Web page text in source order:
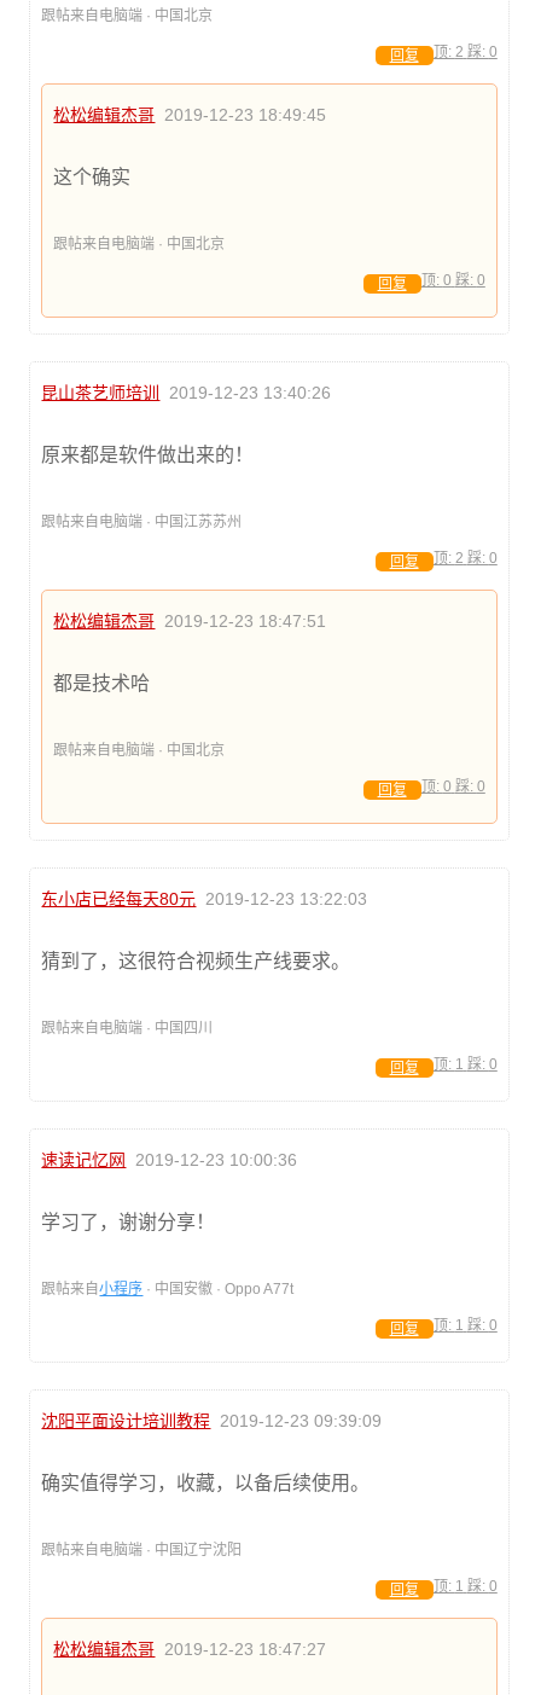
跟帖来自电脑端 · 中国北京
顶: 2 踩: 0
回复
松松编辑杰哥 2019-12-23 18:49:45
这个确实
跟帖来自电脑端 · 中国北京
顶: 0 踩: 0
回复
昆山茶艺师培训 2019-12-23 13:40:26
原来都是软件做出来的！
跟帖来自电脑端 · 中国江苏苏州
顶: 2 踩: 0
回复
松松编辑杰哥 2019-12-23 18:47:51
都是技术哈
跟帖来自电脑端 · 中国北京
顶: 0 踩: 0
回复
东小店已经每天80元 2019-12-23 13:22:03
猜到了，这很符合视频生产线要求。
跟帖来自电脑端 · 中国四川
顶: 1 踩: 0
回复
速读记忆网 2019-12-23 10:00:36
学习了，谢谢分享！
跟帖来自小程序 · 中国安徽 · Oppo A77t
顶: 1 踩: 0
回复
沈阳平面设计培训教程 2019-12-23 09:39:09
确实值得学习，收藏，以备后续使用。
跟帖来自电脑端 · 中国辽宁沈阳
顶: 1 踩: 0
回复
松松编辑杰哥 2019-12-23 18:47:27